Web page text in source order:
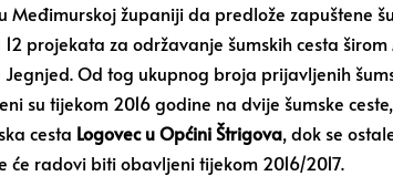
županiji da predlože zapuštene
projekata za održavanje šumskih cesta
Od tog ukupnog broja prijavljenih
su tijekom 2016 godine na dvije šumske
cesta Logovec u Općini Štrigova, dok se
radovi biti obavljeni tijekom 2016/2017.